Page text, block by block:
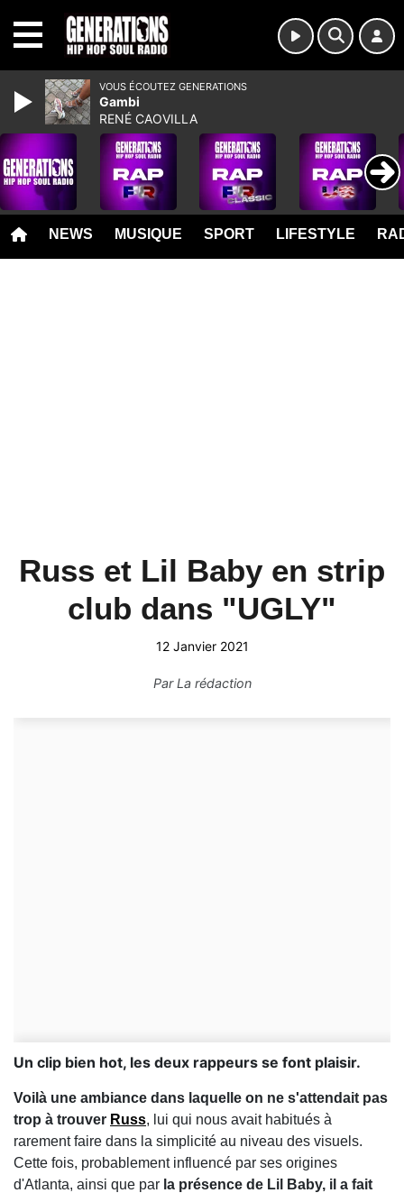
NEWS MUSIQUE SPORT LIFESTYLE
Russ et Lil Baby en strip
club dans "UGLY"
12 Janvier 2021
ParLa rédaction
Un clip bien hot, les deux rappeurs se font plaisir.
Voilà une ambiance dans laquelle on ne s'attendait pas
trop à trouver Russ, lui qui nous avait habitués à
rarement faire dans la simplicité au niveau des visuels.
Cette fois, probablement influencé par ses origines
d'Atlanta, ainsi que par la présence de Lil Baby, il a fait
VOUS ÉCOUTEZ GENERATIONS
Gambi
RENÉ CAOVILLA